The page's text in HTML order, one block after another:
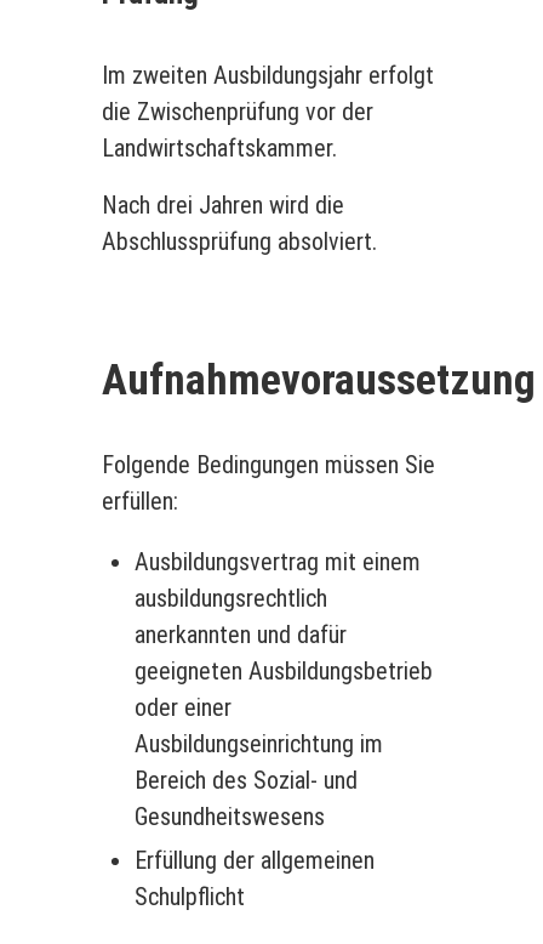
Im zweiten Ausbildungsjahr erfolgt
die Zwischenprüfung vor der
Landwirtschaftskammer.
Nach drei Jahren wird die
Abschlussprüfung absolviert.
Aufnahmevoraussetzung
Folgende Bedingungen müssen Sie
erfüllen:
Ausbildungsvertrag mit einem
ausbildungsrechtlich
anerkannten und dafür
geeigneten Ausbildungsbetrieb
oder einer
Ausbildungseinrichtung im
Bereich des Sozial- und
Gesundheitswesens
Erfüllung der allgemeinen
Schulpflicht